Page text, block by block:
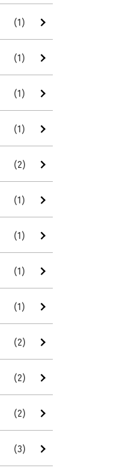
(1)
(1)
(1)
(1)
(2)
(1)
(1)
(1)
(1)
(2)
(2)
(2)
(3)